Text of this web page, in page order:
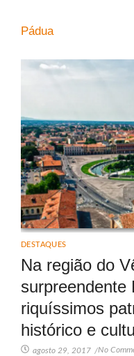
Pádua
DESTAQUES
Na região do
surpreendente
riquíssimos
histórico e
agosto 29, 2017 /No